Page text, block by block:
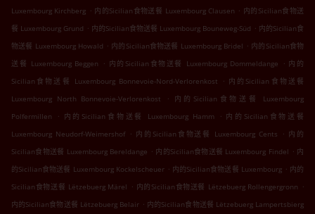
Luxembourg Kirchberg . 内的Sicilian食物送餐 Luxembourg Clausen . 内的Sicilian食物送
餐 Luxembourg Grund . 内的Sicilian食物送餐 Luxembourg Bouneweg-Süd . 内的Sicilian食
物送餐 Luxembourg Howald . 内的Sicilian食物送餐 Luxembourg Bridel . 内的Sicilian食物
送餐 Luxembourg Beggen
. 内的Sicilian食物送餐 Luxembourg Dommeldange . 内的
Sicilian食物送餐 Luxembourg Bonnevoie-Nord-Verlorenkost
. 内的Sicilian食物送餐
Luxembourg North Bonnevoie-Verlorenkost
.
内的Sicilian食物送餐 Luxembourg
Polfermillen
. 内的Sicilian食物送餐 Luxembourg Hamm . 内的Sicilian食物送餐
Luxembourg Neudorf-Weimershof . 内的Sicilian食物送餐 Luxembourg Cents . 内的
Sicilian食物送餐 Luxembourg Bereldange . 内的Sicilian食物送餐 Luxembourg Findel . 内
的Sicilian食物送餐 Luxembourg Kockelscheuer . 内的Sicilian食物送餐 Luxembourg . 内的
Sicilian食物送餐 Lëtzebuerg Märel . 内的Sicilian食物送餐 Lëtzebuerg Rollengergronn .
内的Sicilian食物送餐 Lëtzebuerg Belair . 内的Sicilian食物送餐 Lëtzebuerg Lampertsbierg